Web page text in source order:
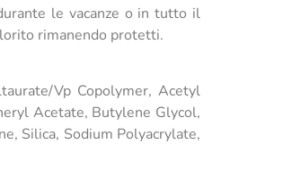
le vacanze o in tutto il
rimanendo protetti.
Vp Copolymer, Acetyl
Acetate, Butylene Glycol,
Silica, Sodium Polyacrylate,